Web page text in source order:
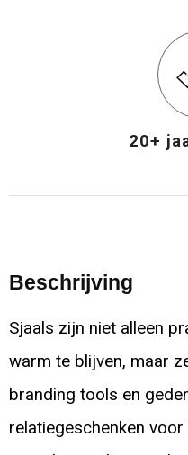
20+
Beschrijving
Sjaals zijn niet alleen
warm te blijven, maar
branding tools en
relatiegeschenken